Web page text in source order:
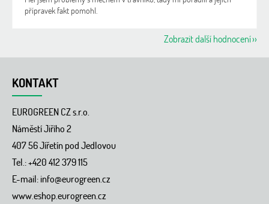
přípravek fakt pomohl.
Zobrazit další hodnocení
KONTAKT
EUROGREEN CZ s.r.o.
Náměstí Jiřího 2
407 56 Jířetín pod Jedlovou
Tel.: +420 412 379 115
E-mail:info@eurogreen.cz
www.eshop.eurogreen.cz